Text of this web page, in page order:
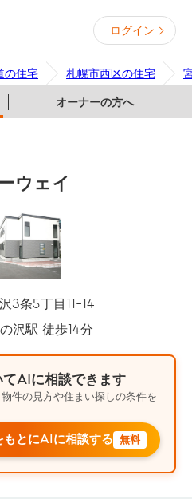
ログイン
の住宅 札幌市西区の住宅
オーナーの方へ
ウェイ
3条5丁目11-14
沢駅 徒歩14分
AIに相談できます
件の見方や住まい探しの条件を
もとにAIに相談する 無料